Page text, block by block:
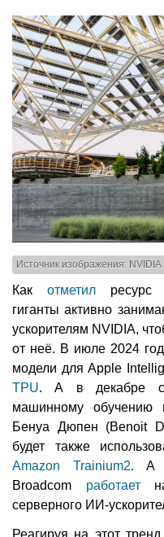
Источник изображения: NVIDIA
Как отметилресурс
гиганты активно
ускорителям NVIDIA,
от неё. В июле 2024
модели для Apple
TPU. А в декабре
машинному обучению
Бенуа Дюпен (Benoit
будет также
Amazon Trainium2. А
Broadcom работает
серверного ИИ-